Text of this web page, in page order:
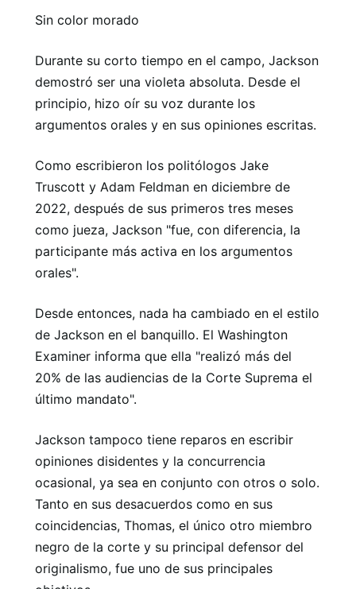
Sin color morado
Durante su corto tiempo en el campo, Jackson
demostró ser una violeta absoluta. Desde el
principio, hizo oír su voz durante los
argumentos orales y en sus opiniones escritas.
Como escribieron los politólogos Jake
Truscott y Adam Feldman en diciembre de
2022, después de sus primeros tres meses
como jueza, Jackson "fue, con diferencia, la
participante más activa en los argumentos
orales".
Desde entonces, nada ha cambiado en el estilo
de Jackson en el banquillo. El Washington
Examiner informa que ella "realizó más del
20% de las audiencias de la Corte Suprema el
último mandato".
Jackson tampoco tiene reparos en escribir
opiniones disidentes y la concurrencia
ocasional, ya sea en conjunto con otros o solo.
Tanto en sus desacuerdos como en sus
coincidencias, Thomas, el único otro miembro
negro de la corte y su principal defensor del
originalismo, fue uno de sus principales